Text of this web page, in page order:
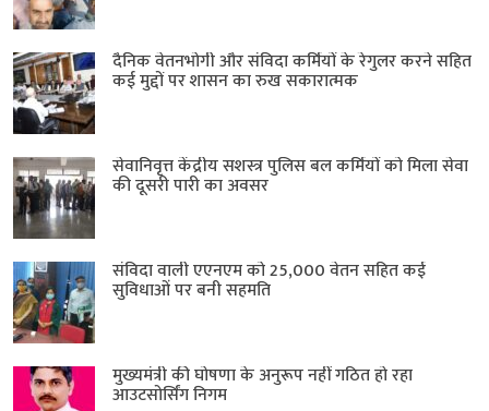
दैनिक वेतनभोगी और संविदा कर्मियों के रेगुलर करने सहित
कई मुद्दों पर शासन का रुख सकारात्मक
सेवानिवृत्त केंद्रीय सशस्त्र पुलिस बल ​कर्मियों को मिला सेवा
की दूसरी पारी का अवसर
संविदा वाली एएनएम को 25,000 वेतन सहित कई
सुविधाओं पर बनी सहमति
मुख्यमंत्री की घोषणा के अनुरूप नहीं गठित हो रहा
आउटसोर्सिंग निगम